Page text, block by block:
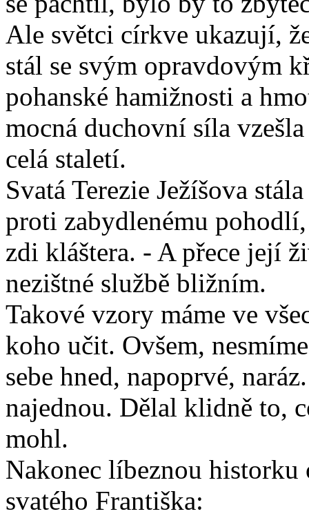
Ale světci církve ukazují,
stál se svým opravdovým
pohanské hamižnosti a
mocná duchovní síla
celá staletí.
Svatá Terezie Ježíšova
proti zabydlenému
zdi kláštera. - A přece její
nezištné službě bližním.
Takové vzory máme ve
koho učit. Ovšem,
sebe hned, napoprvé,
najednou. Dělal klidně to,
mohl.
Nakonec líbeznou
svatého Františka: